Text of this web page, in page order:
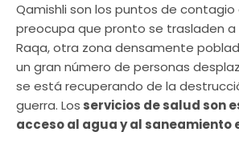
Qamishli son los puntos de contagio
preocupa que pronto se trasladen a
Raqa, otra zona densamente
un gran número de personas
se está recuperando de la
guerra. Los servicios de salud son
acceso al agua y al saneamiento